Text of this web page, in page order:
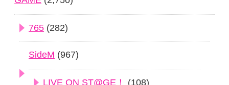
765 (282)
SideM (967)
LIVE ON ST@GE！ (108)